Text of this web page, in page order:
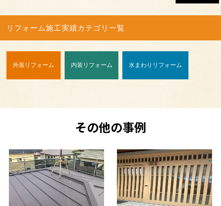
リフォーム施工実績カテゴリ一覧
外装リフォーム 内装リフォーム 水まわりリフォーム
その他の事例